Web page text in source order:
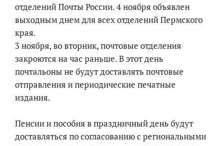
отделений Почты России. 4 ноября объявлен
выходным днем для всех отделений Пермского
края.
3 ноября, во вторник, почтовые отделения
закроются на час раньше. В этот день
почтальоны не будут доставлять почтовые
отправления и периодические печатные
издания.
Пенсии и пособия в праздничный день будут
доставляться по согласованию с региональными